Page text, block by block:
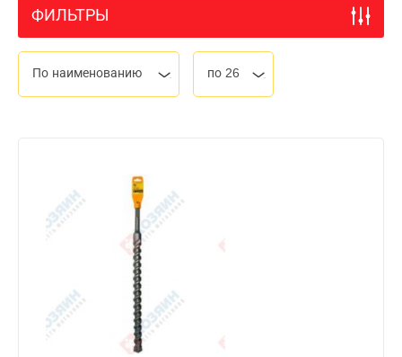
ФИЛЬТРЫ
По наименованию по 26